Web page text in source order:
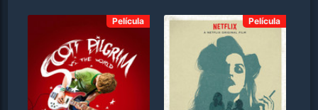
Película Película